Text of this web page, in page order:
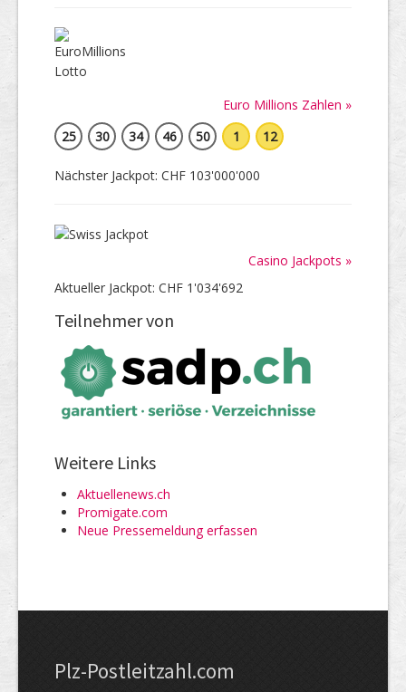
Euro Millions Zahlen »
25
30 34 46 50 1 12
Nächster Jackpot: CHF 103'000'000
Casino Jackpots »
Aktueller Jackpot: CHF 1'034'692
Teilnehmer von
Weitere Links
Aktuellenews.ch
Promigate.com
Neue Pressemeldung erfassen
Plz-Postleitzahl.com